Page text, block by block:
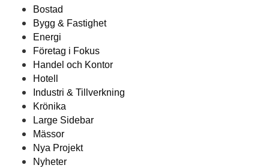
Bostad
Bygg & Fastighet
Energi
Företag i Fokus
Handel och Kontor
Hotell
Industri & Tillverkning
Krönika
Large Sidebar
Mässor
Nya Projekt
Nyheter